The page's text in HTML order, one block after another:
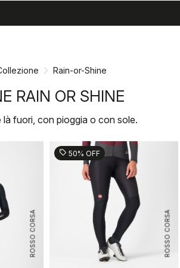
Rain-or-Shine
RAIN OR SHINE
là fuori, con pioggia o con sole.
ROSSO CORSA ROSSO CORSA
sell 50% OFF